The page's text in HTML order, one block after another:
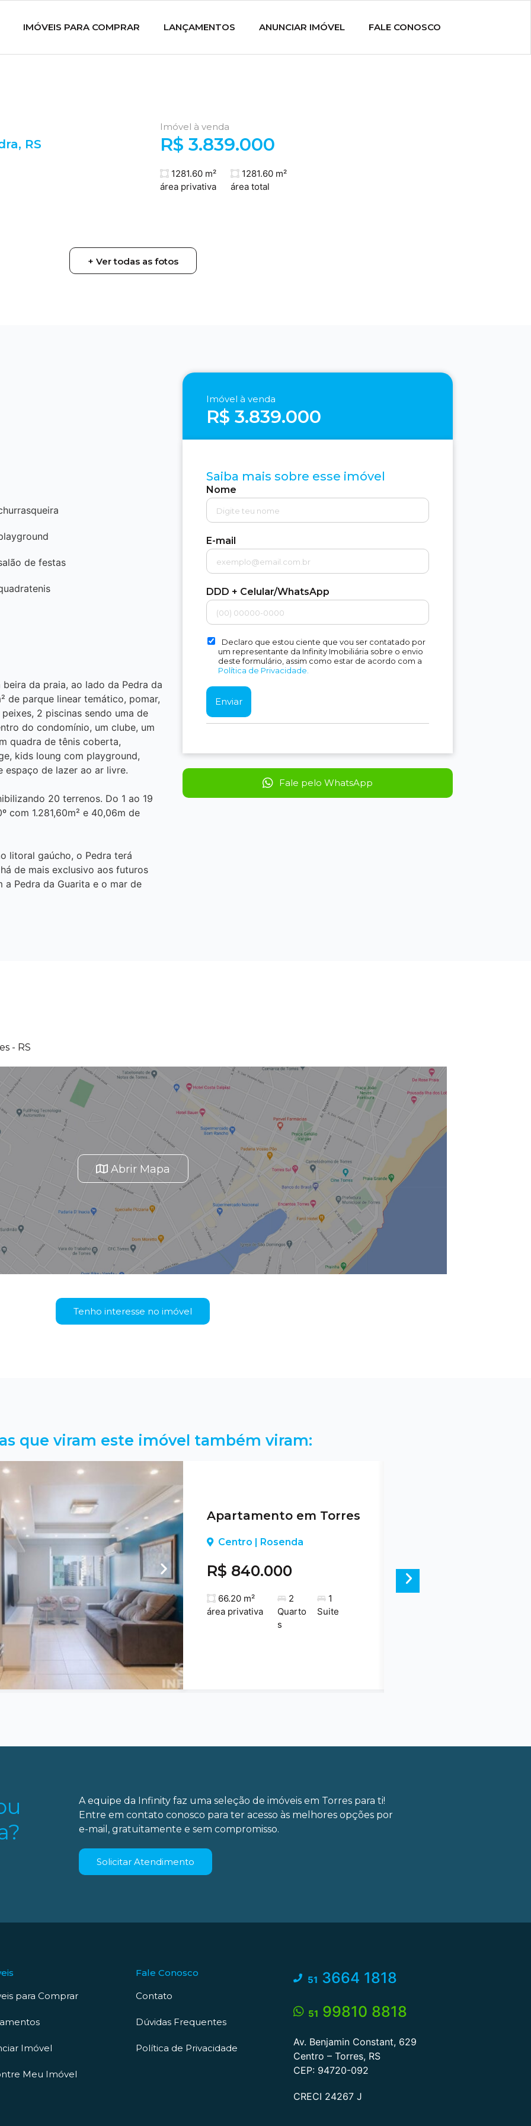
IMÓVEIS PARA COMPRAR LANÇAMENTOS ANUNCIAR IMÓVEL FALE CONOSCO
, RS
Imóvel à venda
R$ 3.839.000
1281.60 m²
área privativa
1281.60 m²
área total
+ Ver todas as fotos
de festas
da praia, ao lado da Pedra da
de parque linear temático, pomar,
2 piscinas sendo uma de
do condomínio, um clube, um
quadra de tênis coberta,
kids loung com playground,
espaço de lazer ao ar livre.
20 terrenos. Do 1 ao 19
com 1.281,60m² e 40,06m de
litoral gaúcho, o Pedra terá
de mais exclusivo aos futuros
a Pedra da Guarita e o mar de
Imóvel à venda
R$ 3.839.000
Saiba mais sobre esse imóvel
Nome
E-mail
DDD + Celular/WhatsApp
Declaro que estou ciente que vou ser contatado por
um representante da Infinity Imobiliária sobre o envio
deste formulário, assim como estar de acordo com a
Política de Privacidade.
Fale pelo WhatsApp
- RS
Abrir Mapa
Tenho interesse no imóvel
que viram este imóvel também viram:
Apartamento em Torres
Centro | Rosenda
R$ 840.000
66.20 m²
área privativa
2
Quarto
s
1
Suite
A equipe da Infinity faz uma seleção de imóveis em Torres para ti!
Entre em contato conosco para ter acesso às melhores opções por
e-mail, gratuitamente e sem compromisso.
Solicitar Atendimento
para Comprar
Imóvel
Meu Imóvel
Fale Conosco
Contato
Dúvidas Frequentes
Política de Privacidade
51 3664 1818
51 99810 8818
Av. Benjamin Constant, 629
Centro – Torres, RS
CEP: 94720-092
CRECI 24267 J